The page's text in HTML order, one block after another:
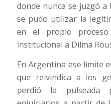
donde nunca se juzgó a
se pudo utilizar la
en el propio
institucional a Dilma
En Argentina ese límite
que reivindica a los
perdió la pulseada